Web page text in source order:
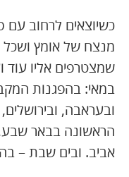
כשיוצאים לרחוב עם
מנצח של אומץ ושכל
שמצטרפים אליו עוד
במאי: בהפגנות
ובעראבה,
הראשונה בבאר
אביב. ובים שבת –